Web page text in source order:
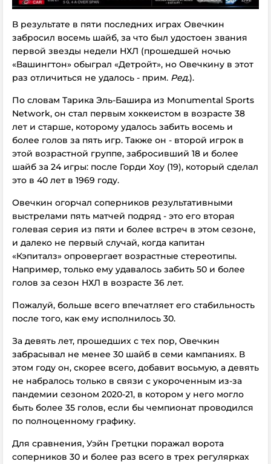
В результате в пяти последних играх Овечкин
забросил восемь шайб, за что был удостоен звания
первой звезды недели НХЛ (прошедшей ночью
«Вашингтон» обыграл «Детройт», но Овечкину в этот
раз отличиться не удалось - прим. Ред.).
По словам Тарика Эль-Башира из Monumental Sports
Network, он стал первым хоккеистом в возрасте 38
лет и старше, которому удалось забить восемь и
более голов за пять игр. Также он - второй игрок в
этой возрастной группе, забросивший 18 и более
шайб за 24 игры: после Горди Хоу (19), который сделал
это в 40 лет в 1969 году.
Овечкин огорчал соперников результативными
выстрелами пять матчей подряд - это его вторая
голевая серия из пяти и более встреч в этом сезоне,
и далеко не первый случай, когда капитан
«Кэпиталз» опровергает возрастные стереотипы.
Например, только ему удавалось забить 50 и более
голов за сезон НХЛ в возрасте 36 лет.
Пожалуй, больше всего впечатляет его стабильность
после того, как ему исполнилось 30.
За девять лет, прошедших с тех пор, Овечкин
забрасывал не менее 30 шайб в семи кампаниях. В
этом году он, скорее всего, добавит восьмую, а девять
не набралось только в связи с укороченным из-за
пандемии сезоном 2020-21, в котором у него могло
быть более 35 голов, если бы чемпионат проводился
по полноценному графику.
Для сравнения, Уэйн Гретцки поражал ворота
соперников 30 и более раз всего в трех регулярках